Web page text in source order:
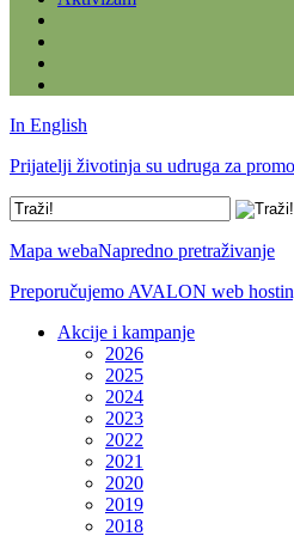
In English
Prijatelji životinja su udruga za
Mapa webaNapredno pretraživanje
Preporučujemo AVALON web
Akcije i kampanje
2026
2025
2024
2023
2022
2021
2020
2019
2018